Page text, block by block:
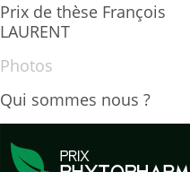
Prix de thèse François
LAURENT
Photos
Qui sommes nous ?